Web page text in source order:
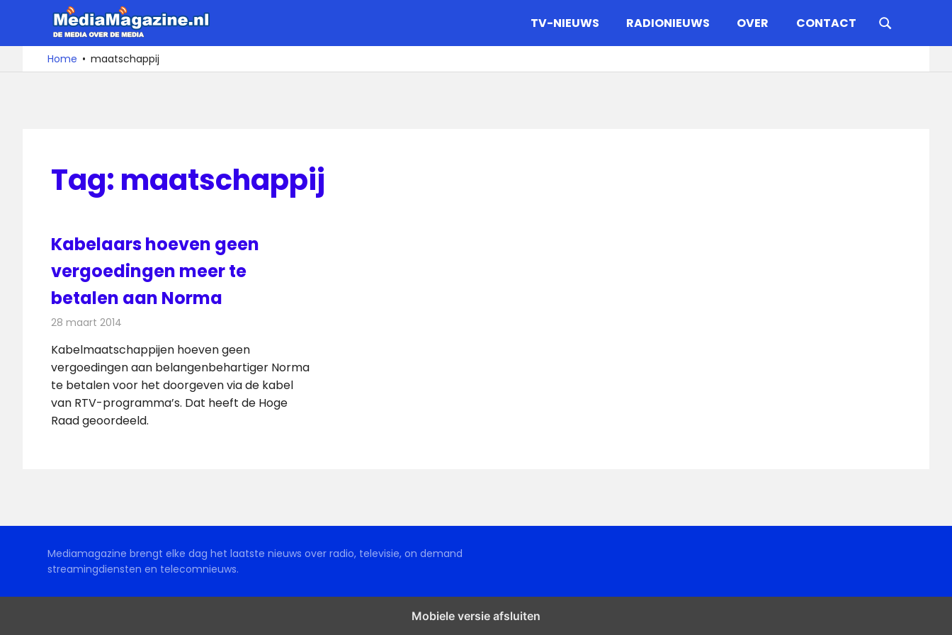
de
De
media
over
TV-NIEUWS RADIONIEUWS OVER CONTACT
Home maatschappij
Tag: maatschappij
Kabelaars hoeven geen
vergoedingen meer te
betalen aan Norma
28 maart 2014
Kabelmaatschappijen hoeven geen
vergoedingen aan belangenbehartiger Norma
te betalen voor het doorgeven via de kabel
van RTV-programma’s. Dat heeft de Hoge
Raad geoordeeld.
Mediamagazine brengt elke dag het laatste nieuws over radio, televisie, on demand
streamingdiensten en telecomnieuws.
Mobiele versie afsluiten